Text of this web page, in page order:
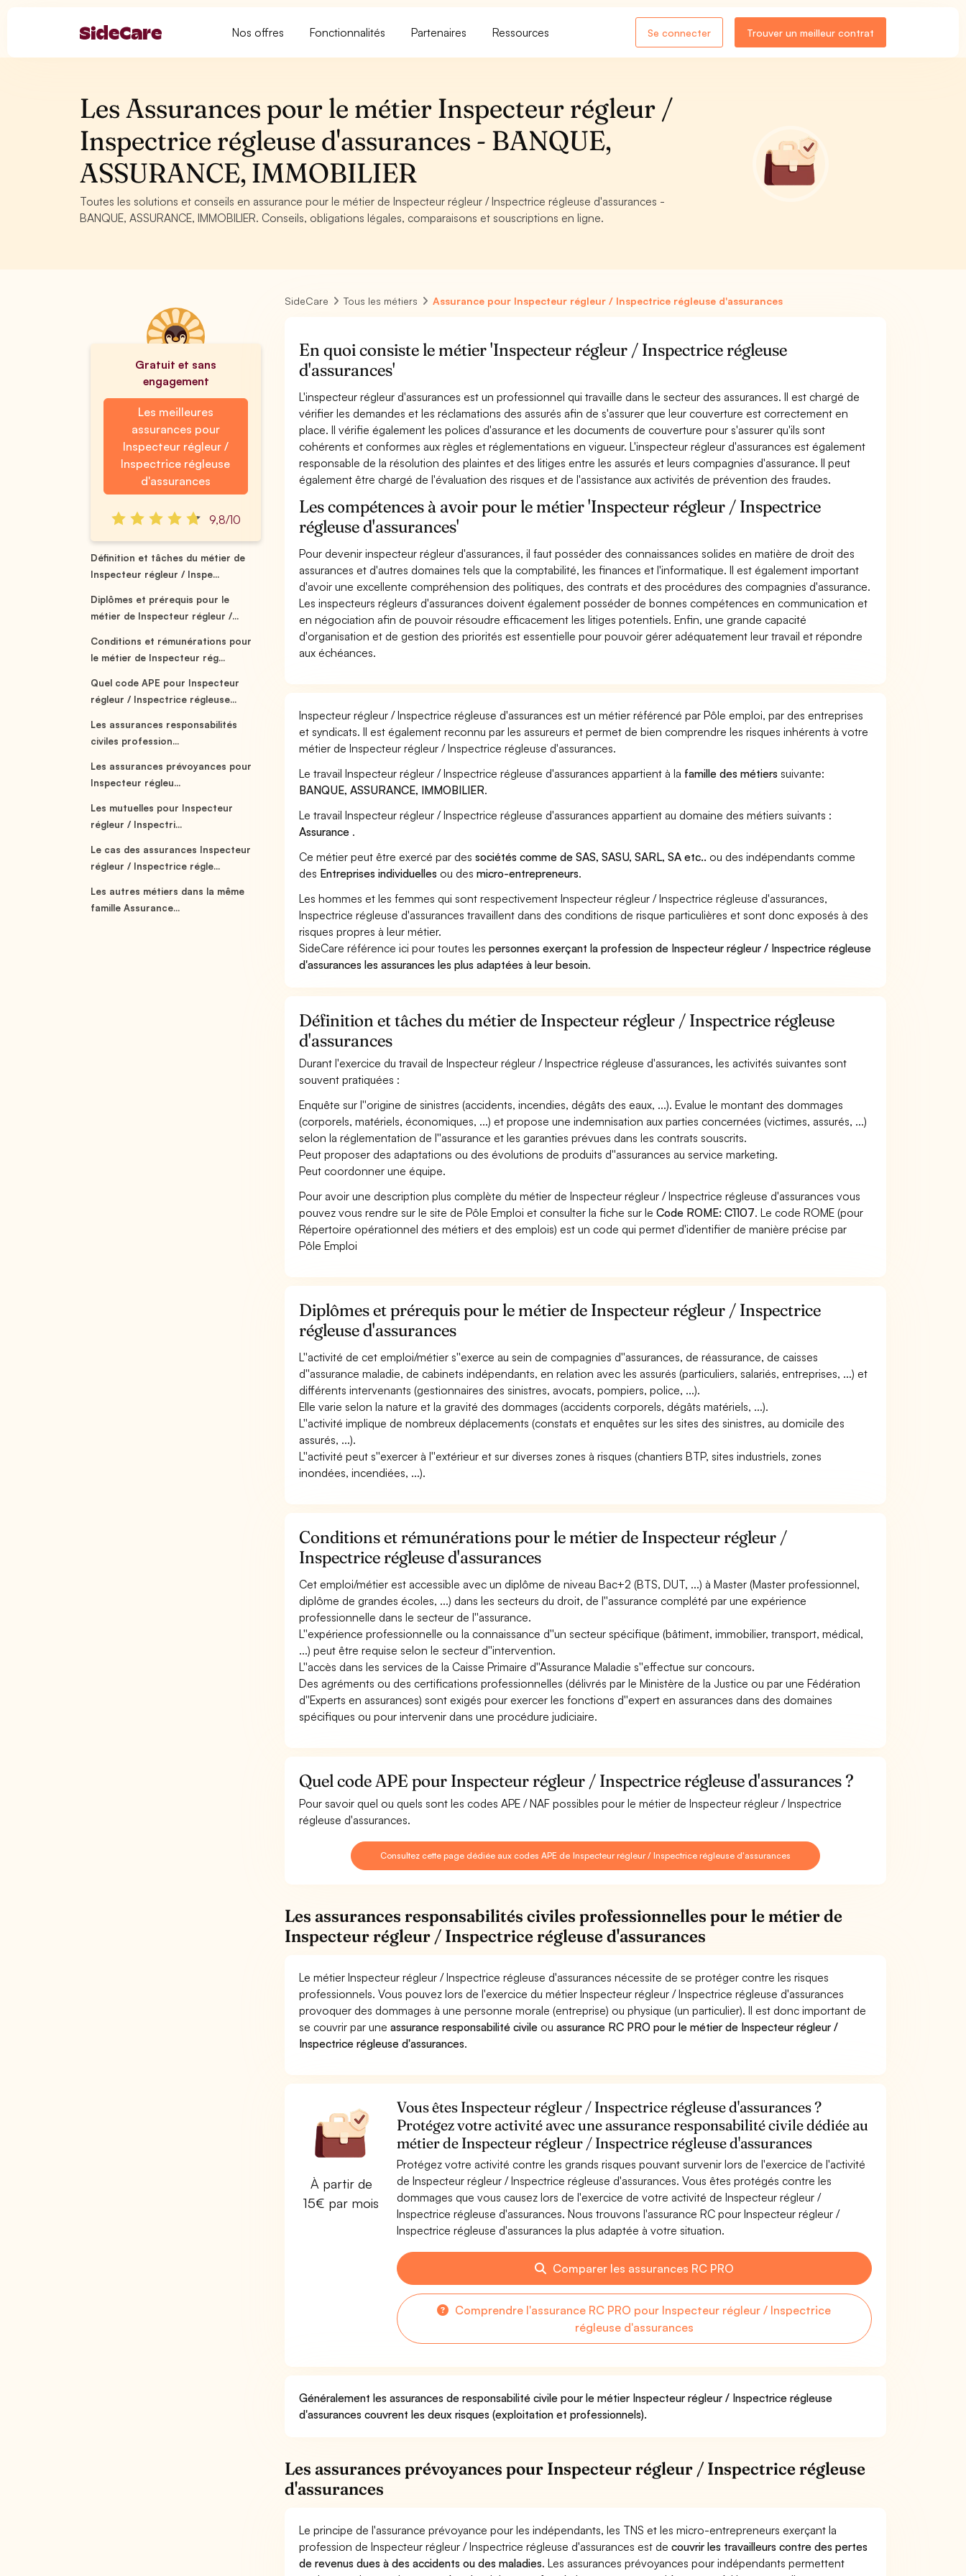
Nos offres Fonctionnalités Partenaires Ressources Se connecter Trouver un meilleur contrat
Les Assurances pour le métier Inspecteur régleur /
Inspectrice régleuse d'assurances - BANQUE,
ASSURANCE, IMMOBILIER
Toutes les solutions et conseils en assurance pour le métier de Inspecteur régleur / Inspectrice régleuse d'assurances -
BANQUE, ASSURANCE, IMMOBILIER. Conseils, obligations légales, comparaisons et souscriptions en ligne.
Gratuit et sans
engagement
Les meilleures
assurances pour
Inspecteur régleur /
Inspectrice régleuse
d'assurances
9,8/10
Définition et tâches du métier de
Inspecteur régleur / Inspe...
Diplômes et prérequis pour le
métier de Inspecteur régleur /...
Conditions et rémunérations pour
le métier de Inspecteur rég...
Quel code APE pour Inspecteur
régleur / Inspectrice régleuse...
Les assurances responsabilités
civiles profession...
Les assurances prévoyances pour
Inspecteur régleu...
Les mutuelles pour Inspecteur
régleur / Inspectri...
Le cas des assurances Inspecteur
régleur / Inspectrice régle...
Les autres métiers dans la même
famille Assurance...
SideCare Tous les métiers Assurance pour Inspecteur régleur / Inspectrice régleuse d'assurances
En quoi consiste le métier 'Inspecteur régleur / Inspectrice régleuse
d'assurances'
L'inspecteur régleur d'assurances est un professionnel qui travaille dans le secteur des assurances. Il est chargé de
vérifier les demandes et les réclamations des assurés afin de s'assurer que leur couverture est correctement en
place. Il vérifie également les polices d'assurance et les documents de couverture pour s'assurer qu'ils sont
cohérents et conformes aux règles et réglementations en vigueur. L'inspecteur régleur d'assurances est également
responsable de la résolution des plaintes et des litiges entre les assurés et leurs compagnies d'assurance. Il peut
également être chargé de l'évaluation des risques et de l'assistance aux activités de prévention des fraudes.
Les compétences à avoir pour le métier 'Inspecteur régleur / Inspectrice
régleuse d'assurances'
Pour devenir inspecteur régleur d'assurances, il faut posséder des connaissances solides en matière de droit des
assurances et d'autres domaines tels que la comptabilité, les finances et l'informatique. Il est également important
d'avoir une excellente compréhension des politiques, des contrats et des procédures des compagnies d'assurance.
Les inspecteurs régleurs d'assurances doivent également posséder de bonnes compétences en communication et
en négociation afin de pouvoir résoudre efficacement les litiges potentiels. Enfin, une grande capacité
d'organisation et de gestion des priorités est essentielle pour pouvoir gérer adéquatement leur travail et répondre
aux échéances.
Inspecteur régleur / Inspectrice régleuse d'assurances est un métier référencé par Pôle emploi, par des entreprises
et syndicats. Il est également reconnu par les assureurs et permet de bien comprendre les risques inhérents à votre
métier de Inspecteur régleur / Inspectrice régleuse d'assurances.
Le travail Inspecteur régleur / Inspectrice régleuse d'assurances appartient à la famille des métiers suivante:
BANQUE, ASSURANCE, IMMOBILIER.
Le travail Inspecteur régleur / Inspectrice régleuse d'assurances appartient au domaine des métiers suivants :
Assurance .
Ce métier peut être exercé par dessociétés comme de SAS, SASU, SARL, SA etc.. ou des indépendants comme
des Entreprises individuelles ou desmicro-entrepreneurs.
Les hommes et les femmes qui sont respectivement Inspecteur régleur / Inspectrice régleuse d'assurances,
Inspectrice régleuse d'assurances travaillent dans des conditions de risque particulières et sont donc exposés à des
risques propres à leur métier.
SideCare référence ici pour toutes lespersonnes exerçant la profession de Inspecteur régleur / Inspectrice régleuse
d'assurances les assurances les plus adaptées à leur besoin.
Définition et tâches du métier de Inspecteur régleur / Inspectrice régleuse
d'assurances
Durant l'exercice du travail de Inspecteur régleur / Inspectrice régleuse d'assurances, les activités suivantes sont
souvent pratiquées :
Enquête sur l''origine de sinistres (accidents, incendies, dégâts des eaux, ...). Evalue le montant des dommages
(corporels, matériels, économiques, ...) et propose une indemnisation aux parties concernées (victimes, assurés, ...)
selon la réglementation de l''assurance et les garanties prévues dans les contrats souscrits.
Peut proposer des adaptations ou des évolutions de produits d''assurances au service marketing.
Peut coordonner une équipe.
Pour avoir une description plus complète du métier de Inspecteur régleur / Inspectrice régleuse d'assurances vous
pouvez vous rendre sur le site de Pôle Emploi et consulter la fiche sur leCode ROME: C1107. Le code ROME (pour
Répertoire opérationnel des métiers et des emplois) est un code qui permet d'identifier de manière précise par
Pôle Emploi
Diplômes et prérequis pour le métier de Inspecteur régleur / Inspectrice
régleuse d'assurances
L''activité de cet emploi/métier s''exerce au sein de compagnies d''assurances, de réassurance, de caisses
d''assurance maladie, de cabinets indépendants, en relation avec les assurés (particuliers, salariés, entreprises, ...) et
différents intervenants (gestionnaires des sinistres, avocats, pompiers, police, ...).
Elle varie selon la nature et la gravité des dommages (accidents corporels, dégâts matériels, ...).
L''activité implique de nombreux déplacements (constats et enquêtes sur les sites des sinistres, au domicile des
assurés, ...).
L''activité peut s''exercer à l''extérieur et sur diverses zones à risques (chantiers BTP, sites industriels, zones
inondées, incendiées, ...).
Conditions et rémunérations pour le métier de Inspecteur régleur /
Inspectrice régleuse d'assurances
Cet emploi/métier est accessible avec un diplôme de niveau Bac+2 (BTS, DUT, ...) à Master (Master professionnel,
diplôme de grandes écoles, ...) dans les secteurs du droit, de l''assurance complété par une expérience
professionnelle dans le secteur de l''assurance.
L''expérience professionnelle ou la connaissance d''un secteur spécifique (bâtiment, immobilier, transport, médical,
...) peut être requise selon le secteur d''intervention.
L''accès dans les services de la Caisse Primaire d''Assurance Maladie s''effectue sur concours.
Des agréments ou des certifications professionnelles (délivrés par le Ministère de la Justice ou par une Fédération
d''Experts en assurances) sont exigés pour exercer les fonctions d''expert en assurances dans des domaines
spécifiques ou pour intervenir dans une procédure judiciaire.
Quel code APE pour Inspecteur régleur / Inspectrice régleuse d'assurances ?
Pour savoir quel ou quels sont les codes APE / NAF possibles pour le métier de Inspecteur régleur / Inspectrice
régleuse d'assurances.
Consultez cette page dédiée aux codes APE de Inspecteur régleur / Inspectrice régleuse d'assurances
Les assurances responsabilités civiles professionnelles pour le métier de
Inspecteur régleur / Inspectrice régleuse d'assurances
Le métier Inspecteur régleur / Inspectrice régleuse d'assurances nécessite de se protéger contre les risques
professionnels. Vous pouvez lors de l'exercice du métier Inspecteur régleur / Inspectrice régleuse d'assurances
provoquer des dommages à une personne morale (entreprise) ou physique (un particulier). Il est donc important de
se couvrir par uneassurance responsabilité civile ouassurance RC PRO pour le métier de Inspecteur régleur /
Inspectrice régleuse d'assurances.
À partir de
15€ par mois
Vous êtes Inspecteur régleur / Inspectrice régleuse d'assurances ?
Protégez votre activité avec une assurance responsabilité civile dédiée au
métier de Inspecteur régleur / Inspectrice régleuse d'assurances
Protégez votre activité contre les grands risques pouvant survenir lors de l'exercice de l'activité
de Inspecteur régleur / Inspectrice régleuse d'assurances. Vous êtes protégés contre les
dommages que vous causez lors de l'exercice de votre activité de Inspecteur régleur /
Inspectrice régleuse d'assurances. Nous trouvons l'assurance RC pour Inspecteur régleur /
Inspectrice régleuse d'assurances la plus adaptée à votre situation.
Comparer les assurances RC PRO
Comprendre l'assurance RC PRO pour Inspecteur régleur / Inspectrice
régleuse d'assurances
Généralement les assurances de responsabilité civile pour le métier Inspecteur régleur / Inspectrice régleuse
d'assurances couvrent les deux risques (exploitation et professionnels).
Les assurances prévoyances pour Inspecteur régleur / Inspectrice régleuse
d'assurances
Le principe de l'assurance prévoyance pour les indépendants, les TNS et les micro-entrepreneurs exerçant la
profession de Inspecteur régleur / Inspectrice régleuse d'assurances est decouvrir les travailleurs contre des pertes
de revenus dues à des accidents ou des maladies. Les assurances prévoyances pour indépendants permettent